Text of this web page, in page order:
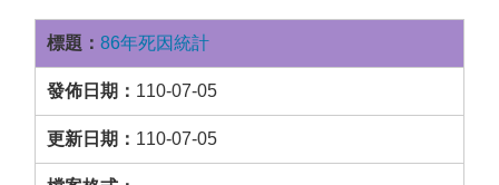
86年死因統計
110-07-05
110-07-05